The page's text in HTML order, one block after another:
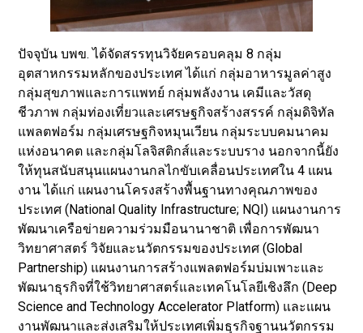
ปัจจุบัน บพข. ได้จัดสรรทุนวิจัยครอบคลุม 8 กลุ่ม
อุตสาหกรรมหลักของประเทศ ได้แก่ กลุ่มอาหารมูลค่าสูง
กลุ่มสุขภาพและการแพทย์ กลุ่มพลังงาน เคมีและวัสดุ
ชีวภาพ กลุ่มท่องเที่ยวและเศรษฐกิจสร้างสรรค์ กลุ่มดิจิทัล
แพลตฟอร์ม กลุ่มเศรษฐกิจหมุนเวียน กลุ่มระบบคมนาคม
แห่งอนาคต และกลุ่มโลจิสติกส์และระบบราง นอกจากนี้ยัง
ให้ทุนสนับสนุนแผนงานกลไกขับเคลื่อนประเทศใน 4 แผน
งาน ได้แก่ แผนงานโครงสร้างพื้นฐานทางคุณภาพของ
ประเทศ (National Quality Infrastructure; NQI) แผนงานการ
พัฒนาเครือข่ายความร่วมมือนานาชาติ เพื่อการพัฒนา
วิทยาศาสตร์ วิจัยและนวัตกรรมของประเทศ (Global
Partnership) แผนงานการสร้างแพลตฟอร์มบ่มเพาะและ
พัฒนาธุรกิจที่ใช้วิทยาศาสตร์และเทคโนโลยีเชิงลึก (Deep
Science and Technology Accelerator Platform) และแผน
งานพัฒนาและส่งเสริมให้ประเทศเพิ่มธุรกิจฐานนวัตกรรม